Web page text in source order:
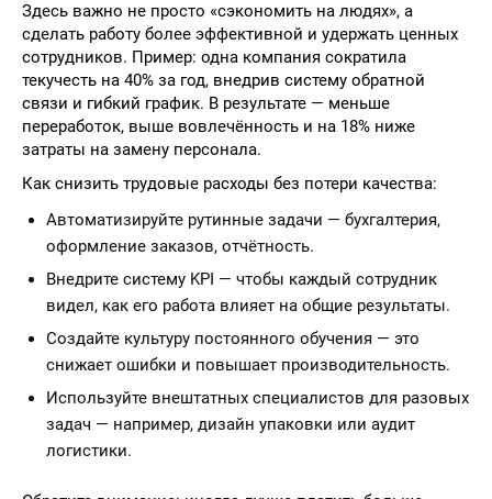
Здесь важно не просто «сэкономить на людях», а
сделать работу более эффективной и удержать ценных
сотрудников. Пример: одна компания сократила
текучесть на 40% за год, внедрив систему обратной
связи и гибкий график. В результате — меньше
переработок, выше вовлечённость и на 18% ниже
затраты на замену персонала.
Как снизить трудовые расходы без потери качества:
Автоматизируйте рутинные задачи — бухгалтерия,
оформление заказов, отчётность.
Внедрите систему KPI — чтобы каждый сотрудник
видел, как его работа влияет на общие результаты.
Создайте культуру постоянного обучения — это
снижает ошибки и повышает производительность.
Используйте внештатных специалистов для разовых
задач — например, дизайн упаковки или аудит
логистики.